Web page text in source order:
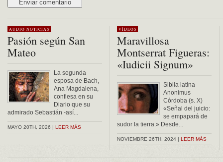
AUDIO NOTICIAS
Pasión según San
Mateo
La segunda
esposa de Bach,
Ana Magdalena,
confiesa en su
Diario que su
admirado Sebastián -así...
MAYO 20TH, 2026 | LEER MÁS
VÍDEOS
Maravillosa
Montserrat Figueras:
«Iudicii Signum»
Sibila latina
Anonimus
Córdoba (s. X)
«Señal del juicio:
se empapará de
sudor la tierra.» Desde...
NOVIEMBRE 26TH, 2024 | LEER MÁS